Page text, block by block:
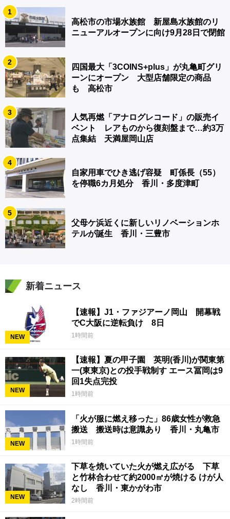
1
高松市の市場水族館 新屋島水族館のリ
ニューアルオープンに向け9月28日で閉館
2
四国最大「3COINS+plus」が丸亀町グリ
ーンにオープン 大型店舗限定の商品
も 高松市
3
人気再燃「アナログレコード」の販売イ
ベント レアものから復刻盤まで…約3万
点集結 天満屋岡山店
4
自家用車でひき逃げ容疑 町係長（55）
を停職6カ月処分 香川・多度津町
5
父母ケ浜近くに新しいリノベーションホ
テルが誕生 香川・三豊市
新着ニュース
NEW
【速報】J1・ファジアーノ岡山 開幕戦
でC大阪に逆転負け 8日
1時間前
NEW
【速報】夏の甲子園 英明(香川)が関東第
一(東東京)との投手戦制す エース冨岡は9
回1失点完投
1時間前
NEW
「火が服に燃え移った」86歳女性が救急
搬送 搬送時は意識あり 香川・丸亀市
1時間前
NEW
下草を焼いていた火が燃え広がる 下草
と竹林合わせて約2000㎡が焼ける けが人
なし 香川・東かがわ市
2時間前